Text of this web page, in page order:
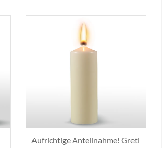
Aufrichtige Anteilnahme! Greti